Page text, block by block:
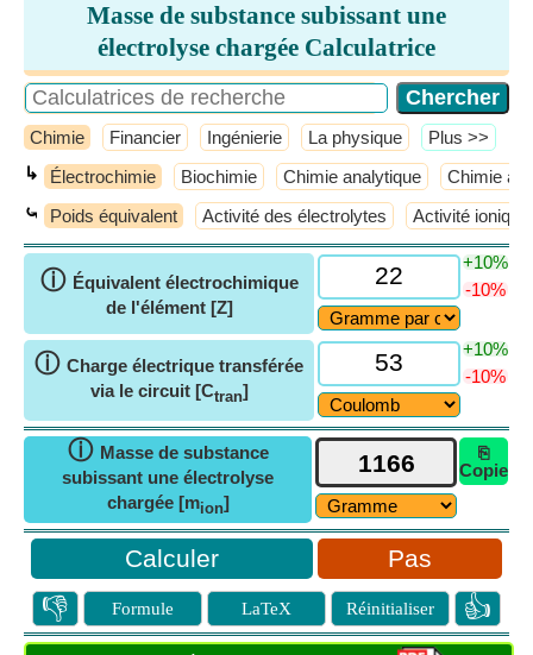
Masse de substance subissant une
électrolyse chargée Calculatrice
Chimie Financier Ingénierie La physique ​Plus >>
↳ Électrochimie Biochimie Chimie analytique Chimie
⤿ Poids équivalent Activité des électrolytes Activité
ⓘ Équivalent électrochimique
de l'élément [Z]
+10%
-10%
ⓘ Charge électrique transférée
via le circuit [Ctran]
+10%
-10%
ⓘ Masse de substance
subissant une électrolyse
chargée [mion]
⎘
Copie
Pas
👎 Formule LaTeX Réinitialiser 👍